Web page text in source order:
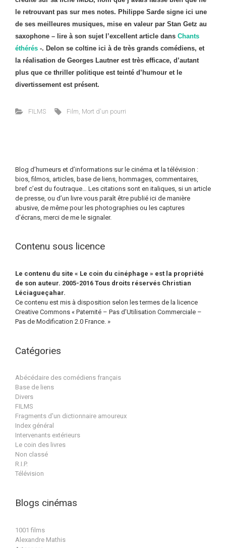
le retrouvant pas sur mes notes. Philippe Sarde signe ici une
de ses meilleures musiques, mise en valeur par Stan Getz au
saxophone – lire à son sujet l’excellent article dans Chants
éthérés -. Delon se coltine ici à de très grands comédiens, et
la réalisation de Georges Lautner est très efficace, d’autant
plus que ce thriller politique est teinté d’humour et le
divertissement est présent.
FILMS Film Mort d'un pourri
Blog d’humeurs et d’informations sur le cinéma et la télévision :
bios, filmos, articles, base de liens, hommages, commentaires,
bref c’est du foutraque… Les citations sont en italiques, si un article
de presse, ou d’un livre vous paraît être publié ici de manière
abusive, de même pour les photographies ou les captures
d’écrans, merci de me le signaler.
Contenu sous licence
Le contenu du site « Le coin du cinéphage » est la propriété
de son auteur. 2005-2016 Tous droits réservés Christian
Léciagueçahar.
Ce contenu est mis à disposition selon les termes de la licence
Creative Commons « Paternité – Pas d’Utilisation Commerciale –
Pas de Modification 2.0 France. »
Catégories
Abécédaire des comédiens français
Base de liens
Divers
FILMS
Fragments d'un dictionnaire amoureux
Index général
Intervenants extérieurs
Le coin des livres
Non classé
R.I.P.
Télévision
Blogs cinémas
1001 films
Alexandre Mathis